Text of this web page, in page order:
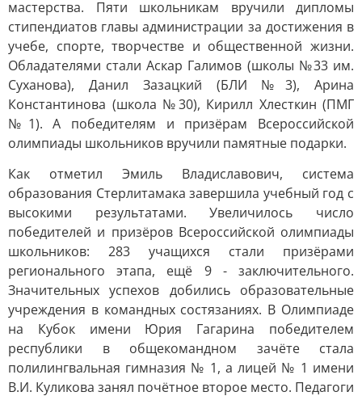
мастерства. Пяти школьникам вручили дипломы
стипендиатов главы администрации за достижения в
учебе, спорте, творчестве и общественной жизни.
Обладателями стали Аскар Галимов (школы №33 им.
Суханова), Данил Зазацкий (БЛИ №3), Арина
Константинова (школа №30), Кирилл Хлесткин (ПМГ
№1). А победителям и призёрам Всероссийской
олимпиады школьников вручили памятные подарки.
Как отметил Эмиль Владиславович, система
образования Стерлитамака завершила учебный год с
высокими результатами. Увеличилось число
победителей и призёров Всероссийской олимпиады
школьников: 283 учащихся стали призёрами
регионального этапа, ещё 9 - заключительного.
Значительных успехов добились образовательные
учреждения в командных состязаниях. В Олимпиаде
на Кубок имени Юрия Гагарина победителем
республики в общекомандном зачёте стала
полилингвальная гимназия № 1, а лицей № 1 имени
В.И. Куликова занял почётное второе место. Педагоги